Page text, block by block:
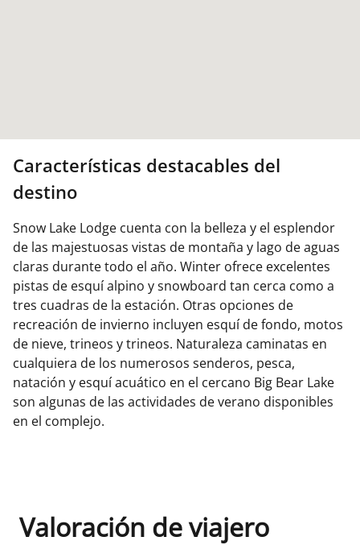
Características destacables del
destino
Snow Lake Lodge cuenta con la belleza y el esplendor
de las majestuosas vistas de montaña y lago de aguas
claras durante todo el año. Winter ofrece excelentes
pistas de esquí alpino y snowboard tan cerca como a
tres cuadras de la estación. Otras opciones de
recreación de invierno incluyen esquí de fondo, motos
de nieve, trineos y trineos. Naturaleza caminatas en
cualquiera de los numerosos senderos, pesca,
natación y esquí acuático en el cercano Big Bear Lake
son algunas de las actividades de verano disponibles
en el complejo.
Valoración de viajero